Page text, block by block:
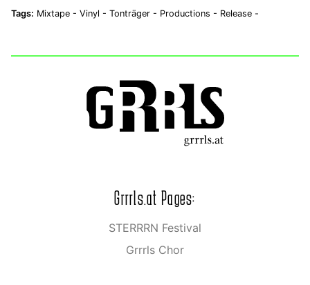
Tags: Mixtape - Vinyl - Tonträger - Productions - Release -
Grrrls.at Pages:
STERRRN Festival
Grrrls Chor